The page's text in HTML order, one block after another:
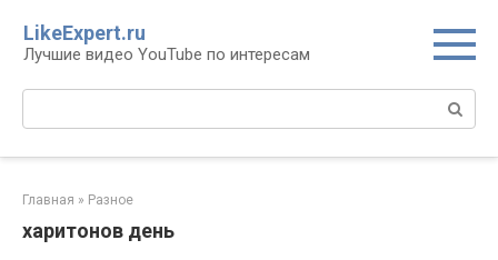
контенту
LikeExpert.ru
Лучшие видео YouTube по интересам
Главная » Разное
харитонов день